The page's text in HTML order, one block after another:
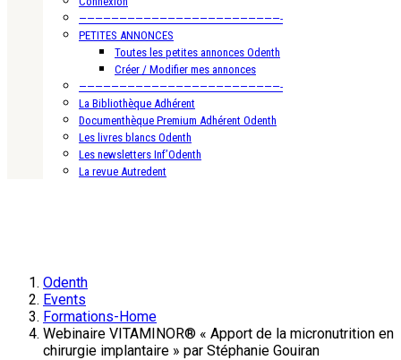
—————————————————————————-
PETITES ANNONCES
Toutes les petites annonces Odenth
Créer / Modifier mes annonces
—————————————————————————-
La Bibliothèque Adhérent
Documenthèque Premium Adhérent Odenth
Les livres blancs Odenth
Les newsletters Inf’Odenth
La revue Autredent
Odenth
Events
Formations-Home
Webinaire VITAMINOR® « Apport de la micronutrition en
chirurgie implantaire » par Stéphanie Gouiran